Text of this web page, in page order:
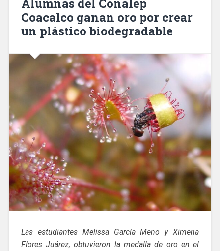
Alumnas del Conalep
Coacalco ganan oro por crear
un plástico biodegradable
Las estudiantes Melissa García Meno y Ximena
Flores Juárez, obtuvieron la medalla de oro en el